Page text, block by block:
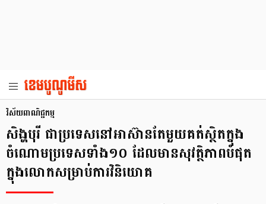
វិស័យពាណិជ្ជកម្ម
សិង្ហបុរី ជាប្រទេសនៅអាស៊ានតែមួយគត់ស្ថិតក្នុង
ចំណោមប្រទេសទាំង១០ ដែលមានសុវត្ថិភាពបំផុត
ក្នុង​លោក​សម្រាប់ការវិនិយោគ